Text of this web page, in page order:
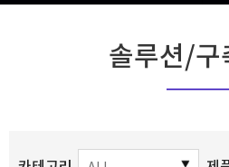
솔루션/구